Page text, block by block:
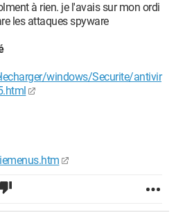
à rien. je l'avais sur mon ordi
les attaques spyware
windows/Securite/antivir